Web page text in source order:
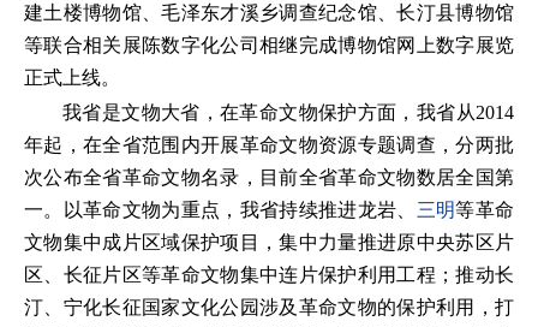
建土楼博物馆、毛泽东才溪乡调查纪念馆、长汀县博物馆
等联合相关展陈数字化公司相继完成博物馆网上数字展览
正式上线。
我省是文物大省，在革命文物保护方面，我省从2014
年起，在全省范围内开展革命文物资源专题调查，分两批
次公布全省革命文物名录，目前全省革命文物数居全国第
一。以革命文物为重点，我省持续推进龙岩、 三明等革命
文物集中成片区域保护项目，集中力量推进原中央苏区片
区、长征片区等革命文物集中连片保护利用工程；推动长
汀、宁化长征国家文化公园涉及革命文物的保护利用，打